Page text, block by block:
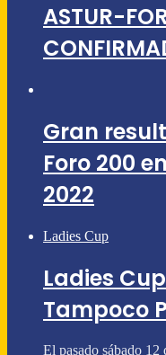
ASTUR-
Gran
Foro 200
2022
Ladies Cup
Ladies
Tampoco
El pasado sábado 12